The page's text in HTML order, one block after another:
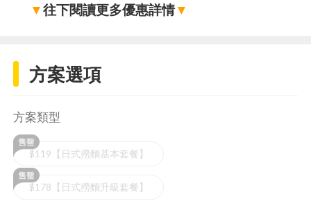
▼往下閱讀更多優惠詳情▼
方案選項
方案類型
$119【日式撈麵基本套餐】
$178【日式撈麵升級套餐】